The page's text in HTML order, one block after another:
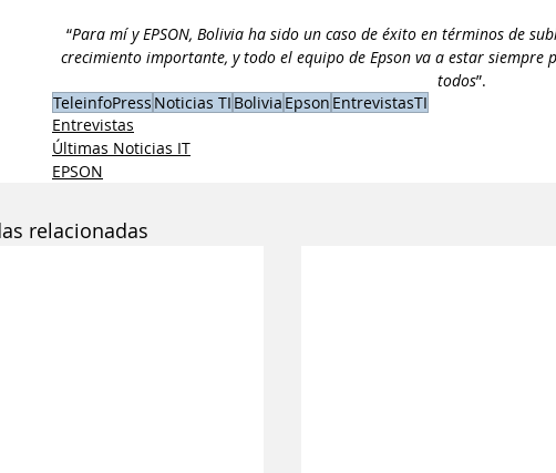
“Para mí y EPSON, Bolivia ha sido un caso de éxito en términos de
crecimiento importante, y todo el equipo de Epson va a estar siempre
todos”.
TeleinfoPress Noticias TI Bolivia Epson EntrevistasTI
Entrevistas
Últimas Noticias IT
EPSON
relacionadas